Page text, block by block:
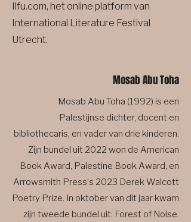
Ilfu.com, het online platform van
International Literature Festival
Utrecht.
Mosab Abu Toha
Mosab Abu Toha (1992) is een
Palestijnse dichter, docent en
bibliothecaris, en vader van drie kinderen.
Zijn bundel uit 2022 won de American
Book Award, Palestine Book Award, en
Arrowsmith Press‘s 2023 Derek Walcott
Poetry Prize. In oktober van dit jaar kwam
zijn tweede bundel uit: Forest of Noise.